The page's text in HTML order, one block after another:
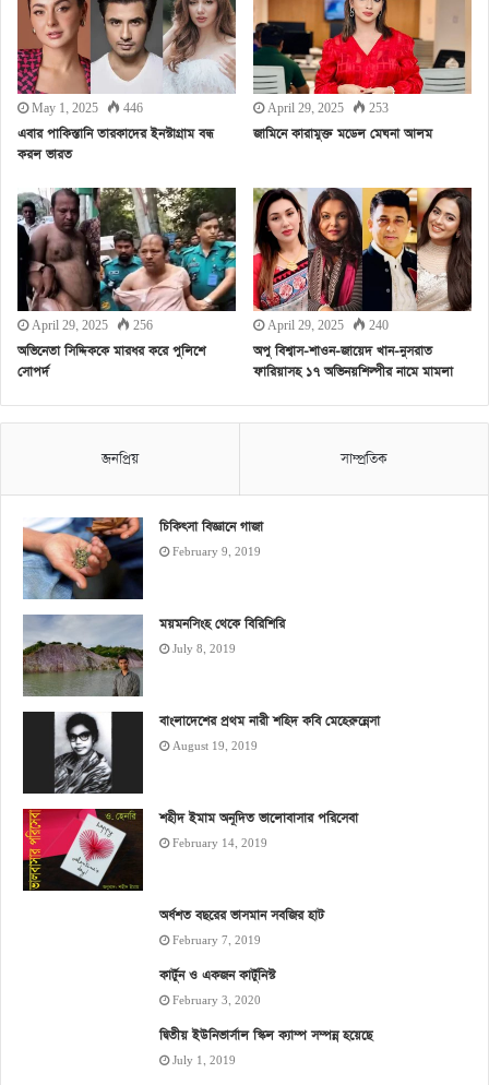
May 1, 2025 446
এবার পাকিস্তানি তারকাদের ইনস্টাগ্রাম বন্ধ
করল ভারত
April 29, 2025 253
জামিনে কারামুক্ত মডেল মেঘনা আলম
April 29, 2025 256
অভিনেতা সিদ্দিককে মারধর করে পুলিশে
সোপর্দ
April 29, 2025 240
অপু বিশ্বাস-শাওন-জায়েদ খান-নুসরাত
ফারিয়াসহ ১৭ অভিনয়শিল্পীর নামে মামলা
জনপ্রিয় সাম্প্রতিক
চিকিৎসা বিজ্ঞানে গাজা
February 9, 2019
ময়মনসিংহ থেকে বিরিশিরি
July 8, 2019
বাংলাদেশের প্রথম নারী শহিদ কবি মেহেরুন্নেসা
August 19, 2019
শহীদ ইমাম অনূদিত ভালোবাসার পরিসেবা
February 14, 2019
অর্ধশত বছরের ভাসমান সবজির হাট
February 7, 2019
কার্টুন ও একজন কার্টুনিস্ট
February 3, 2020
দ্বিতীয় ইউনিভার্সাল স্কিল ক্যাম্প সম্পন্ন হয়েছে
July 1, 2019